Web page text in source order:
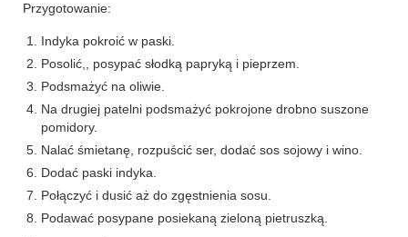
poza kuchnią
Smoki
Przygotowanie:
Indyka pokroić w paski.
Posolić,, posypać słodką papryką i pieprzem.
Podsmażyć na oliwie.
Na drugiej patelni podsmażyć pokrojone drobno suszone
pomidory.
Nalać śmietanę, rozpuścić ser, dodać sos sojowy i wino.
Dodać paski indyka.
Połączyć i dusić aż do zgęstnienia sosu.
Podawać posypane posiekaną zieloną pietruszką.